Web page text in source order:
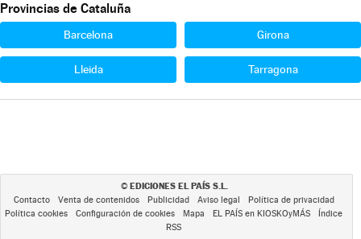
Provincias de Cataluña
Barcelona Girona
Lleida Tarragona
© EDICIONES EL PAÍS S.L.
Contacto Venta de contenidos Publicidad Aviso legal
Política de privacidad
Política cookies
Configuración de cookies Mapa EL PAÍS en KIOSKOyMÁS
Índice
RSS